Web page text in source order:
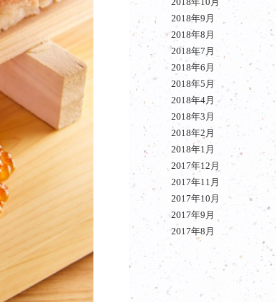
2018年9月
2018年8月
2018年7月
2018年6月
2018年5月
2018年4月
2018年3月
2018年2月
2018年1月
2017年12月
2017年11月
2017年10月
2017年9月
2017年8月